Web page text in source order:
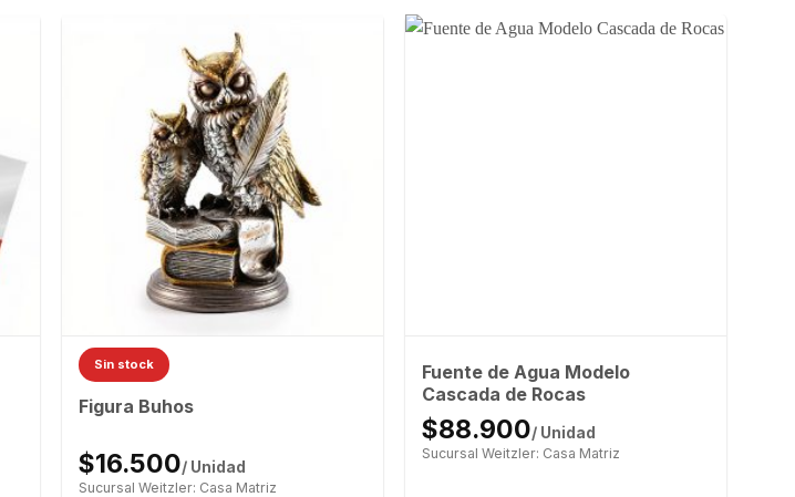
Sin stock
Figura Buhos
$16.500/ Unidad
Sucursal Weitzler: Casa Matriz
Fuente de Agua Modelo
Cascada de Rocas
$88.900/ Unidad
Sucursal Weitzler: Casa Matriz